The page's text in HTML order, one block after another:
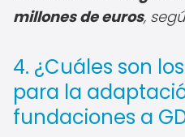
millones de euros,
4. ¿Cuáles son
para la
fundaciones a